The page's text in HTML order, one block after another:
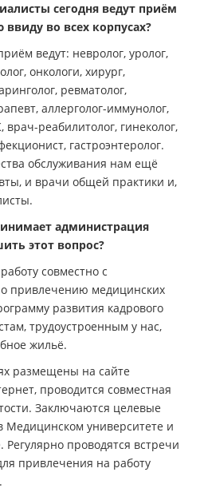
сегодня ведут приём
во всех корпусах?
ведут: невролог, уролог,
онкологи, хирург,
ревматолог,
аллерголог-иммунолог,
реабилитолог, гинеколог,
гастроэнтеролог.
обслуживания нам ещё
и врачи общей практики и,
администрация
этот вопрос?
совместно с
привлечению медицинских
развития кадрового
трудоустроенным у нас,
жильё.
размещены на сайте
проводится совместная
Заключаются целевые
Медицинском университете и
проводятся встречи
привлечения на работу